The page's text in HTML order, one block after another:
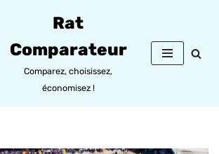
Rat
Comparateur
Comparez, choisissez,
économisez !